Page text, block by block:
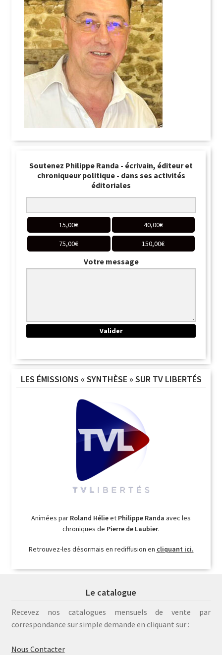
Soutenez Philippe Randa - écrivain, éditeur et
chroniqueur politique - dans ses activités
éditoriales
15,00€ 40,00€
75,00€ 150,00€
Votre message
LES ÉMISSIONS « SYNTHÈSE » SUR TV LIBERTÉS
Animées par Roland Hélieet Philippe Randa avec les
chroniques de Pierre de Laubier.
Retrouvez-les désormais en rediffusion en cliquant ici.
Le catalogue
Recevez nos catalogues mensuels de vente par
correspondance sur simple demande en cliquant sur :
Nous Contacter